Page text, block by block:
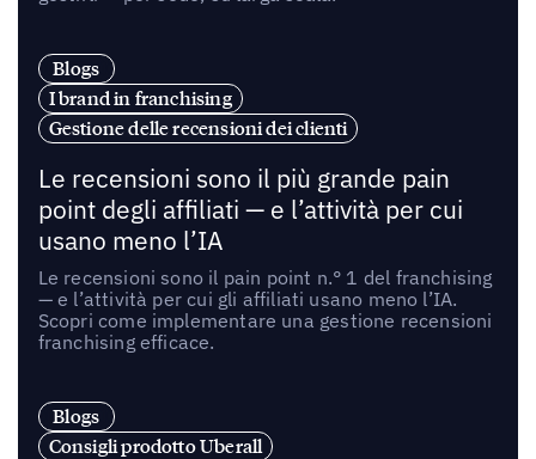
Blogs
I brand in franchising
Gestione delle recensioni dei clienti
Le recensioni sono il più grande pain
point degli affiliati — e l’attività per cui
usano meno l’IA
Le recensioni sono il pain point n.° 1 del franchising
— e l’attività per cui gli affiliati usano meno l’IA.
Scopri come implementare una gestione recensioni
franchising efficace.
Blogs
Consigli prodotto Uberall